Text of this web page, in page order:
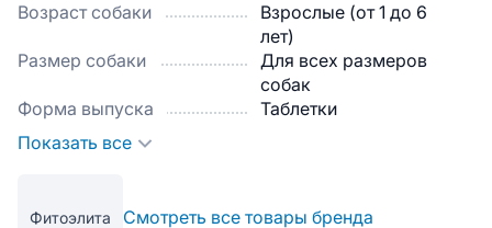
Возраст собаки
Взрослые (от 1 до 6
лет)
Размер собаки
Для всех размеров
собак
Форма выпуска
Таблетки
Показать все
Фитоэлита Смотреть все товары бренда